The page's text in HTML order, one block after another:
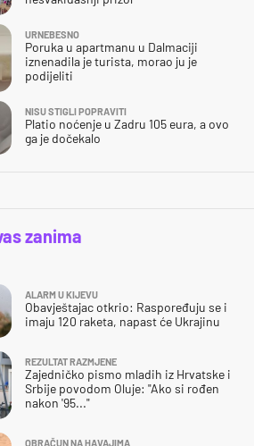
URNEBESNO
Poruka u apartmanu u Dalmaciji
iznenadila je turista, morao ju je
podijeliti
NISU STIGLI POPRAVITI
Platio noćenje u Zadru 105 eura, a ovo
ga je dočekalo
zanima
ALARM U KIJEVU
Obavještajac otkrio: Raspoređuju se i
imaju 120 raketa, napast će Ukrajinu
REZULTAT RAZMJENE
Zajedničko pismo mladih iz Hrvatske i
Srbije povodom Oluje: "Ako si rođen
nakon '95..."
OBRAČUN NA HAVAJIMA